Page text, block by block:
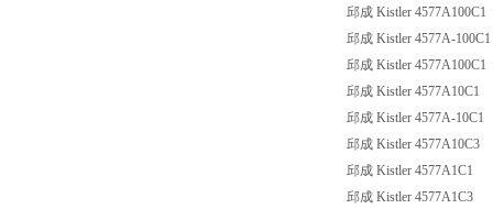
邱成 Kistler 4577A100C1
邱成 Kistler 4577A-100C1
邱成 Kistler 4577A100C1
邱成 Kistler 4577A10C1
邱成 Kistler 4577A-10C1
邱成 Kistler 4577A10C3
邱成 Kistler 4577A1C1
邱成 Kistler 4577A1C3